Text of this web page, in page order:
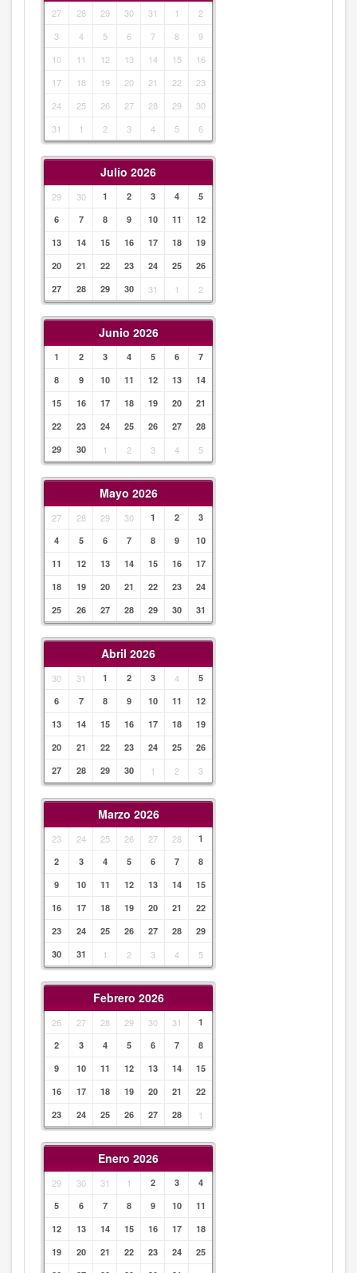
27 28 29 30 31 1
2
3
4 5 6 7 8
9
10
11 12 13 14 15
16
17
18 19 20 21 22
23
24
25 26 27 28 29
30
31
1 2 3 4 5 6
Julio 2026
29 30 1 2 3 4
5
6
7 8 9 10 11
12
13
14 15 16 17 18
19
20
21 22 23 24 25
26
27
28 29 30 31 1 2
Junio 2026
1 2 3 4 5 6
7
8
9 10 11 12 13
14
15
16 17 18 19 20
21
22
23 24 25 26 27
28
29
30 1 2 3 4 5
Mayo 2026
27 28 29 30 1 2
3
4
5 6 7 8 9
10
11
12 13 14 15 16
17
18
19 20 21 22 23
24
25
26 27 28 29 30 31
Abril 2026
30 31 1 2 3 4
5
6
7 8 9 10 11
12
13
14 15 16 17 18
19
20
21 22 23 24 25
26
27
28 29 30 1 2 3
Marzo 2026
23 24 25 26 27 28
1
2
3 4 5 6 7
8
9
10 11 12 13 14
15
16
17 18 19 20 21
22
23
24 25 26 27 28
29
30
31 1 2 3 4 5
Febrero 2026
26 27 28 29 30 31
1
2
3 4 5 6 7
8
9
10 11 12 13 14
15
16
17 18 19 20 21
22
23
24 25 26 27 28 1
Enero 2026
29 30 31 1 2 3
4
5
6 7 8 9 10
11
12
13 14 15 16 17
18
19
20 21 22 23 24
25